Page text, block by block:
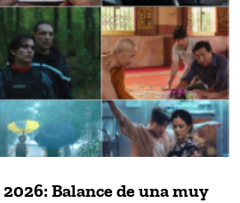
Balance de una muy